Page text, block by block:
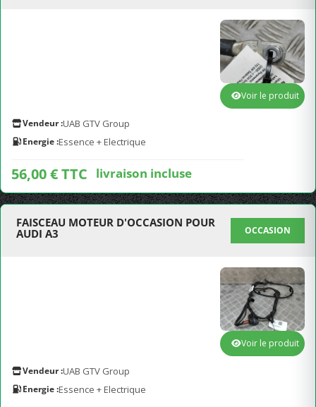
Vendeur :UAB GTV Group
Energie :Essence + Electrique
56,00 € TTC livraison incluse
Voir le produit
FAISCEAU MOTEUR D'OCCASION POUR
AUDI A3
OCCASION
Vendeur :UAB GTV Group
Energie :Essence + Electrique
Voir le produit